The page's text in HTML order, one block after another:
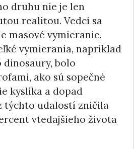
druhu nie je len
realitou. Vedci sa
masové vymieranie.
vymierania, napríklad
bolo
ako sú sopečné
kyslíka a dopad
týchto udalostí zničila
vtedajšieho života